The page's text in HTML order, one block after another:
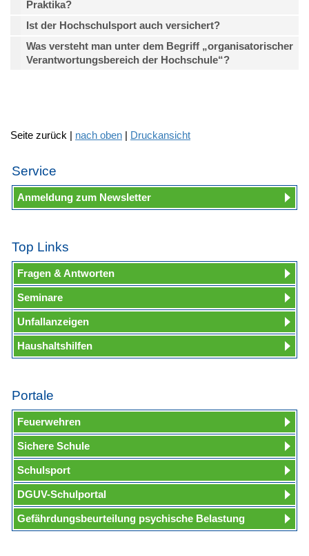
Praktika?
Ist der Hochschulsport auch versichert?
Was versteht man unter dem Begriff „organisatorischer
Verantwortungsbereich der Hochschule“?
Seite zurück | nach oben | Druckansicht
Service
Anmeldung zum Newsletter
Top Links
Fragen & Antworten
Seminare
Unfallanzeigen
Haushaltshilfen
Portale
Feuerwehren
Sichere Schule
Schulsport
DGUV-Schulportal
Gefährdungsbeurteilung psychische Belastung